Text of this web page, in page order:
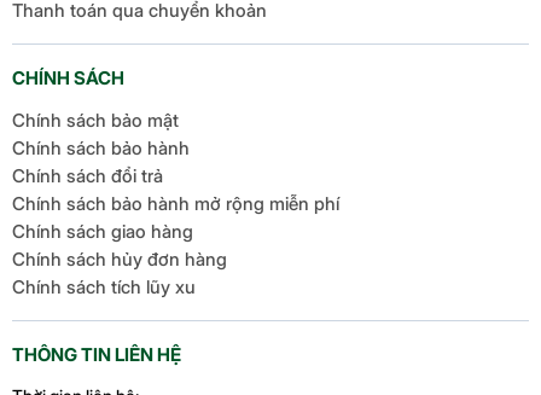
Thanh toán qua chuyển khoản
CHÍNH SÁCH
Chính sách bảo mật
Chính sách bảo hành
Chính sách đổi trả
Chính sách bảo hành mở rộng miễn phí
Chính sách giao hàng
Chính sách hủy đơn hàng
Chính sách tích lũy xu
THÔNG TIN LIÊN HỆ